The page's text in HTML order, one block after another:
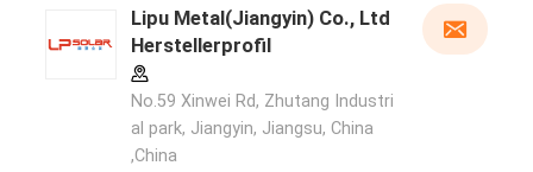
Lipu Metal(Jiangyin) Co., Ltd
Herstellerprofil
No.59 Xinwei Rd, Zhutang Industri
al park, Jiangyin, Jiangsu, China
,China